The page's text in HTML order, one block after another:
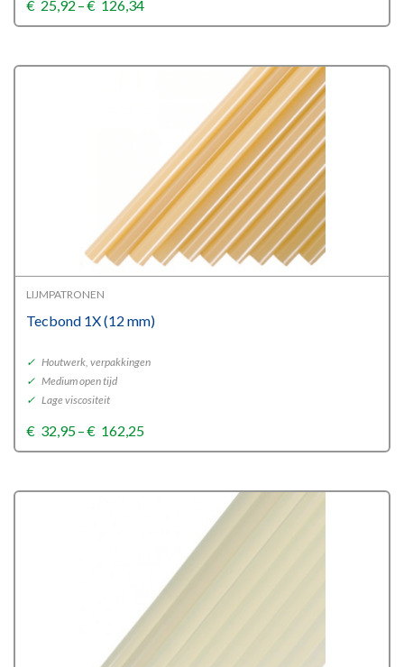
€ 25,92 –€ 126,34Price
range:
LIJMPATRONEN
Tecbond 1X (12 mm)
✓ Houtwerk, verpakkingen
✓ Medium open tijd
✓ Lage viscositeit
€ 32,95–€ 162,25Price
range: